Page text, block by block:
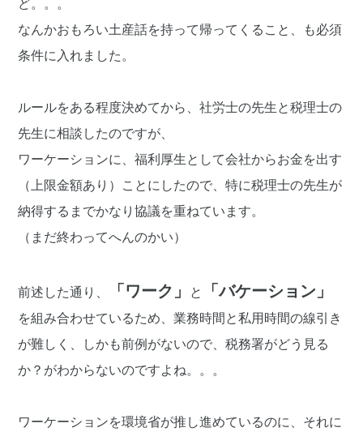
なんかおもろい土産話を持って帰ってくること、も必須
条件に入れました。
ルールをある程度決めてから、社労士の先生と税理士の
先生に相談したのですが、
ワーケーションに、福利厚生として会社からお金を出す
（上限金額あり）ことにしたので、特に税理士の先生が
納得するまでかなり協議を重ねています。
（まだ終わってへんのかい）
前述した通り、 「ワーク」 と 「バケーション」
を組み合わせているため、業務時間と私用時間の線引き
が難しく、しかも前例がないので、税務署がどう見る
か？がわからないのですよね。。。
ワーケーションを環境省が推し進めているのに、それに